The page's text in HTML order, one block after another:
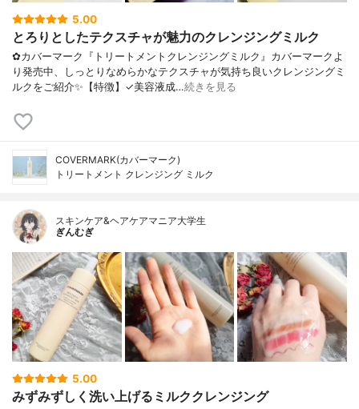
5.00
とろりとしたテクスチャが魅力のクレンジングミルク
✿カバーマーク『トリートメントクレンジングミルク』カバーマークよ
り発売中、しっとりなめらかなテクスチャが気持ち良いクレンジングミ
ルクをご紹介✨【特徴】✓美容液成…続きを見る
COVERMARK(カバーマーク)
トリートメント クレンジング ミルク
スキンケア&ヘアケアマニア大学生
ぎんむぎ
5.00
みずみずしく洗い上げるミルククレンジング